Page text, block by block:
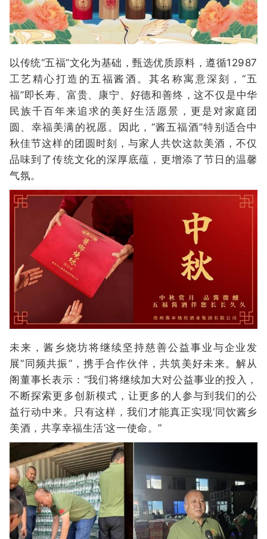
以传统“五福”文化为基础，甄选优质原料，遵循12987
工艺精心打造的五福酱酒。其名称寓意深刻，“五
福”即长寿、富贵、康宁、好德和善终，这不仅是中华
民族千百年来追求的美好生活愿景，更是对家庭团
圆、幸福美满的祝愿。因此，“酱五福酒”特别适合中
秋佳节这样的团圆时刻，与家人共饮这款美酒，不仅
品味到了传统文化的深厚底蕴，更增添了节日的温馨
气氛。
未来，酱乡烧坊将继续坚持慈善公益事业与企业发
展“同频共振”，携手合作伙伴，共筑美好未来。解从
阁董事长表示：“我们将继续加大对公益事业的投入，
不断探索更多创新模式，让更多的人参与到我们的公
益行动中来。只有这样，我们才能真正实现‘同饮酱乡
美酒，共享幸福生活’这一使命。”